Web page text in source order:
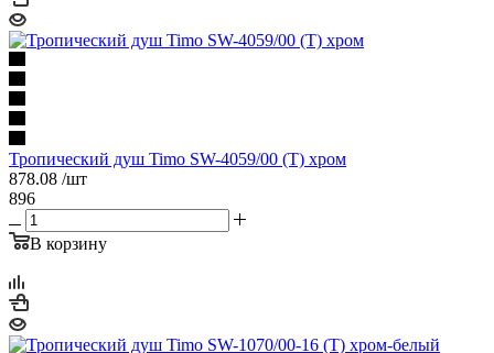
Тропический душ Timo SW-4059/00 (T) хром
878.08 /шт
896
В корзину